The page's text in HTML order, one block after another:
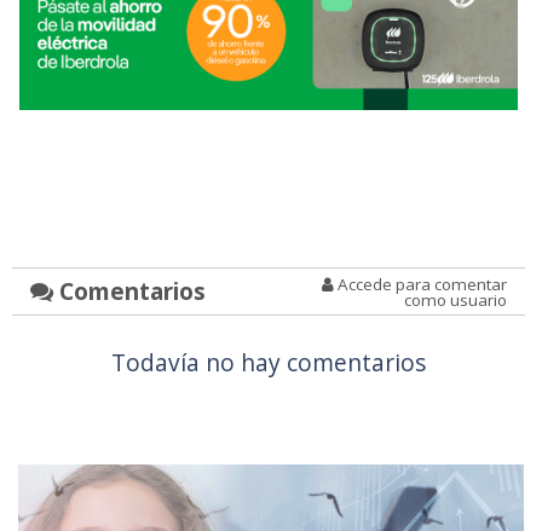
Comentarios Accede para comentar
como usuario
Todavía no hay comentarios